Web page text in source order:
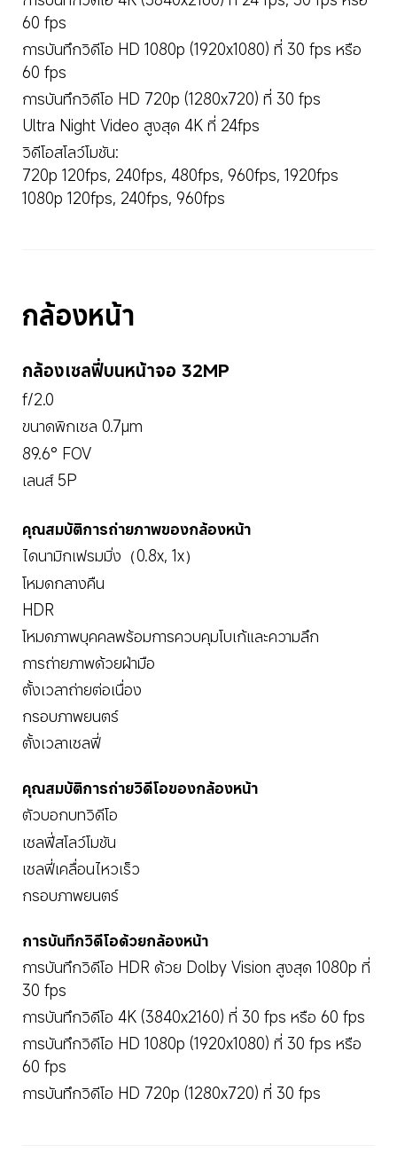
60 fps
การบันทึกวิดีโอ HD 1080p (1920x1080) ที่ 30 fps หรือ
60 fps
การบันทึกวิดีโอ HD 720p (1280x720) ที่ 30 fps
Ultra Night Video สูงสุด 4K ที่ 24fps
วิดีโอสโลว์โมชัน:
720p 120fps, 240fps, 480fps, 960fps, 1920fps
1080p 120fps, 240fps, 960fps
กล้องหน้า
กล้องเซลฟี่บนหน้าจอ 32MP
f/2.0
ขนาดพิกเซล 0.7μm
89.6° FOV
เลนส์ 5P
คุณสมบัติการถ่ายภาพของกล้องหน้า
ไดนามิกเฟรมมิ่ง（0.8x, 1x）
โหมดกลางคืน
HDR
โหมดภาพบุคคลพร้อมการควบคุมโบเก้และความลึก
การถ่ายภาพด้วยฝ่ามือ
ตั้งเวลาถ่ายต่อเนื่อง
กรอบภาพยนตร์
ตั้งเวลาเซลฟี่
คุณสมบัติการถ่ายวิดีโอของกล้องหน้า
ตัวบอกบทวิดีโอ
เซลฟี่สโลว์โมชัน
เซลฟี่เคลื่อนไหวเร็ว
กรอบภาพยนตร์
การบันทึกวิดีโอด้วยกล้องหน้า
การบันทึกวิดีโอ HDR ด้วย Dolby Vision สูงสุด 1080p ที่
30 fps
การบันทึกวิดีโอ 4K (3840x2160) ที่ 30 fps หรือ 60 fps
การบันทึกวิดีโอ HD 1080p (1920x1080) ที่ 30 fps หรือ
60 fps
การบันทึกวิดีโอ HD 720p (1280x720) ที่ 30 fps